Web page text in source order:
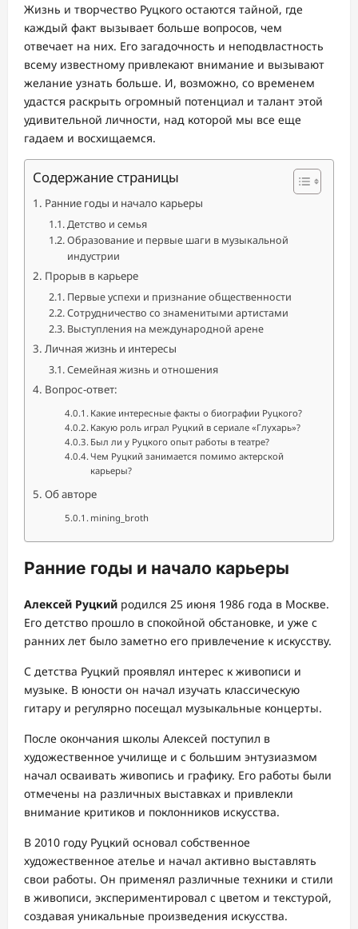
Жизнь и творчество Руцкого остаются тайной, где
каждый факт вызывает больше вопросов, чем
отвечает на них. Его загадочность и неподвластность
всему известному привлекают внимание и вызывают
желание узнать больше. И, возможно, со временем
удастся раскрыть огромный потенциал и талант этой
удивительной личности, над которой мы все еще
гадаем и восхищаемся.
Содержание страницы
Ранние годы и начало карьеры
Детство и семья
Образование и первые шаги в музыкальной
индустрии
Прорыв в карьере
Первые успехи и признание общественности
Сотрудничество со знаменитыми артистами
Выступления на международной арене
Личная жизнь и интересы
Семейная жизнь и отношения
Вопрос-ответ:
Какие интересные факты о биографии Руцкого?
Какую роль играл Руцкий в сериале «Глухарь»?
Был ли у Руцкого опыт работы в театре?
Чем Руцкий занимается помимо актерской
карьеры?
Об авторе
mining_broth
Ранние годы и начало карьеры
Алексей Руцкий родился 25 июня 1986 года в Москве.
Его детство прошло в спокойной обстановке, и уже с
ранних лет было заметно его привлечение к искусству.
С детства Руцкий проявлял интерес к живописи и
музыке. В юности он начал изучать классическую
гитару и регулярно посещал музыкальные концерты.
После окончания школы Алексей поступил в
художественное училище и с большим энтузиазмом
начал осваивать живопись и графику. Его работы были
отмечены на различных выставках и привлекли
внимание критиков и поклонников искусства.
В 2010 году Руцкий основал собственное
художественное ателье и начал активно выставлять
свои работы. Он применял различные техники и стили
в живописи, экспериментировал с цветом и текстурой,
создавая уникальные произведения искусства.